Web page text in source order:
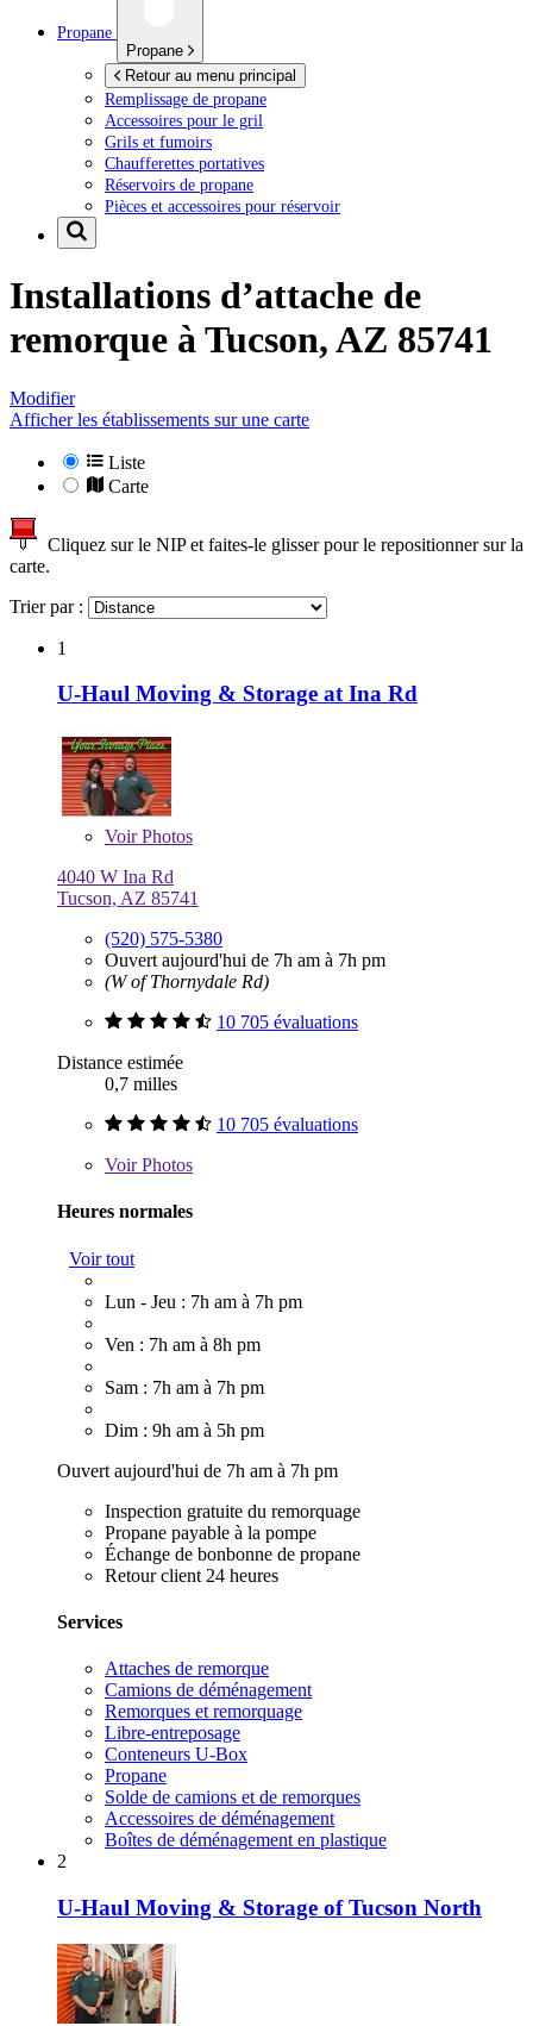
Propane
Propane
Retour au menu principal
Remplissage de propane
Accessoires pour le gril
Grils et fumoirs
Chaufferettes portatives
Réservoirs de propane
Pièces et accessoires pour réservoir
Installations d’attache de
remorque à Tucson, AZ 85741
Modifier
Afficher les établissements sur une carte
Liste
Carte
Cliquez sur le NIP et faites-le glisser pour le repositionner sur la
carte.
Trier par :
1
U-Haul Moving & Storage at Ina Rd
VoirPhotos
4040 W Ina Rd
Tucson, AZ 85741
(520) 575-5380
Ouvert aujourd'hui de 7h am à 7h pm
(W of Thornydale Rd)
10 705 évaluations
Distance estimée
0,7 milles
10 705 évaluations
VoirPhotos
Heures normales
Voir tout
Lun - Jeu : 7h am à 7h pm
Ven : 7h am à 8h pm
Sam : 7h am à 7h pm
Dim : 9h am à 5h pm
Ouvert aujourd'hui de 7h am à 7h pm
Inspection gratuite du remorquage
Propane payable à la pompe
Échange de bonbonne de propane
Retour client 24 heures
Services
Attaches de remorque
Camions de déménagement
Remorques et remorquage
Libre-entreposage
Conteneurs U-Box
Propane
Solde de camions et de remorques
Accessoires de déménagement
Boîtes de déménagement en plastique
2
U-Haul Moving & Storage of Tucson North